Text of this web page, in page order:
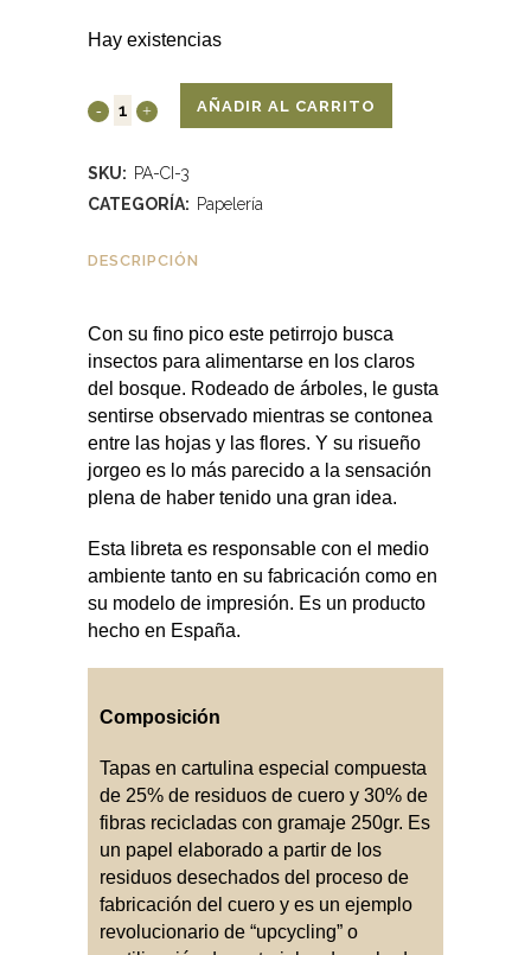
Hay existencias
AÑADIR AL CARRITO
SKU: PA-CI-3
CATEGORÍA: Papelería
DESCRIPCIÓN
Con su fino pico este petirrojo busca
insectos para alimentarse en los claros
del bosque. Rodeado de árboles, le gusta
sentirse observado mientras se contonea
entre las hojas y las flores. Y su risueño
jorgeo es lo más parecido a la sensación
plena de haber tenido una gran idea.
Esta libreta es responsable con el medio
ambiente tanto en su fabricación como en
su modelo de impresión. Es un producto
hecho en España.
Composición
Tapas en cartulina especial compuesta
de 25% de residuos de cuero y 30% de
fibras recicladas con gramaje 250gr. Es
un papel elaborado a partir de los
residuos desechados del proceso de
fabricación del cuero y es un ejemplo
revolucionario de “upcycling” o